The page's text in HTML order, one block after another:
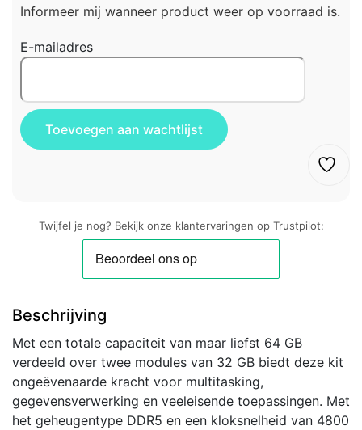
Informeer mij wanneer product weer op voorraad is.
E-mailadres
Twijfel je nog? Bekijk onze klantervaringen op Trustpilot:
Beschrijving
Met een totale capaciteit van maar liefst 64 GB
verdeeld over twee modules van 32 GB biedt deze kit
ongeëvenaarde kracht voor multitasking,
gegevensverwerking en veeleisende toepassingen. Met
het geheugentype DDR5 en een kloksnelheid van 4800